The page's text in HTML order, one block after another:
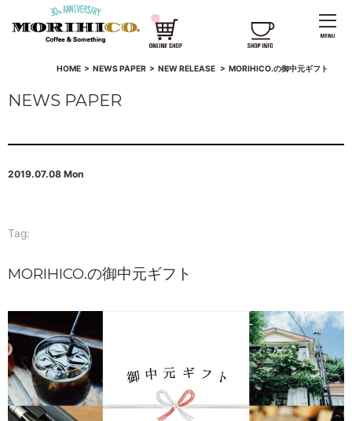
HOME> NEWS PAPER> NEW RELEASE > MORIHICO.の御中元ギフト
NEWS PAPER
2019.07.08 Mon
Tag:
MORIHICO.の御中元ギフト